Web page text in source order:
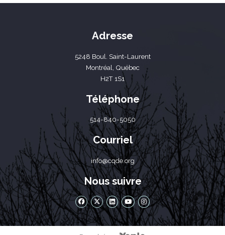
Adresse
5248 Boul. Saint-Laurent
Montréal, Québec
H2T 1S1
Téléphone
514-840-5050
Courriel
info@cqde.org
Nous suivre
facebookx-twitterlinkedinyoutubeinstagram